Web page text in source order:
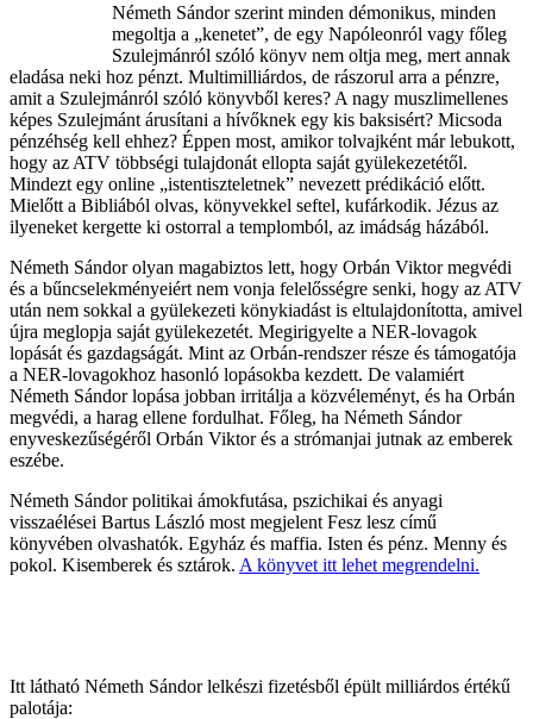
Németh Sándor szerint minden démonikus, minden
megoltja a „kenetet”, de egy Napóleonról vagy főleg
Szulejmánról szóló könyv nem oltja meg, mert annak
eladása neki hoz pénzt. Multimilliárdos, de rászorul arra a pénzre,
amit a Szulejmánról szóló könyvből keres? A nagy muszlimellenes
képes Szulejmánt árusítani a hívőknek egy kis baksisért? Micsoda
pénzéhség kell ehhez? Éppen most, amikor tolvajként már lebukott,
hogy az ATV többségi tulajdonát ellopta saját gyülekezetétől.
Mindezt egy online „istentiszteletnek” nevezett prédikáció előtt.
Mielőtt a Bibliából olvas, könyvekkel seftel, kufárkodik. Jézus az
ilyeneket kergette ki ostorral a templomból, az imádság házából.
Németh Sándor olyan magabiztos lett, hogy Orbán Viktor megvédi
és a bűncselekményeiért nem vonja felelősségre senki, hogy az ATV
után nem sokkal a gyülekezeti könykiadást is eltulajdonította, amivel
újra meglopja saját gyülekezetét. Megirigyelte a NER-lovagok
lopását és gazdagságát. Mint az Orbán-rendszer része és támogatója
a NER-lovagokhoz hasonló lopásokba kezdett. De valamiért
Németh Sándor lopása jobban irritálja a közvéleményt, és ha Orbán
megvédi, a harag ellene fordulhat. Főleg, ha Németh Sándor
enyveskezűségéről Orbán Viktor és a strómanjai jutnak az emberek
eszébe.
Németh Sándor politikai ámokfutása, pszichikai és anyagi
visszaélései Bartus László most megjelent Fesz lesz című
könyvében olvashatók. Egyház és maffia. Isten és pénz. Menny és
pokol. Kisemberek és sztárok. A könyvet itt lehet megrendelni.
Itt látható Németh Sándor lelkészi fizetésből épült milliárdos értékű
palotája: